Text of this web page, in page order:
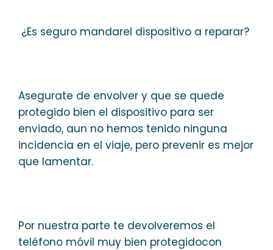
¿Es seguro mandarel dispositivo a reparar?
Asegurate de envolver y que se quede
protegido bien el dispositivo para ser
enviado, aun no hemos tenido ninguna
incidencia en el viaje, pero prevenir es mejor
que lamentar.
Por nuestra parte te devolveremos el
teléfono móvil muy bien protegidocon